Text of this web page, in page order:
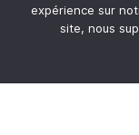
expérience sur
site, nous